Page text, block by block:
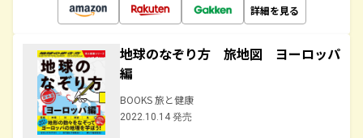
詳細を見る
地球のなぞり方 旅地図 ヨーロッパ
編
BOOKS 旅と健康
2022.10.14 発売